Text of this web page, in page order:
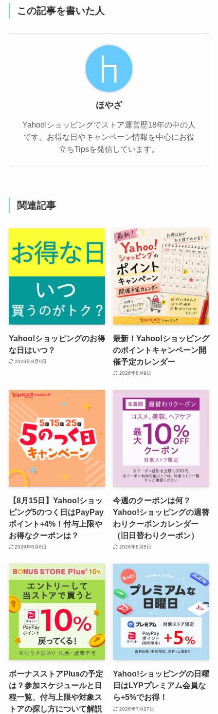
この記事を書いた人
ほやざ
Yahoo!ショッピングでストア運営歴18年の中の人
です。お得な日やキャンペーン情報を中心にお役
立ちTipsを発信しています。
関連記事
Yahoo!ショッピングのお得
な日はいつ？
2026年8月9日
最新！Yahoo!ショッピング
のポイントキャンペーン開
催予定カレンダー
2026年8月9日
【8月15日】Yahoo!ショッ
ピング5のつく日はPayPay
ポイント+4%！付与上限や
お得なクーポンは？
2026年8月6日
今週のクーポンは何？
Yahoo!ショッピングの週替
わりクーポンカレンダー
（旧日替わりクーポン）
2026年8月5日
ボーナスストアPlusの予定
は？参加スケジュールと日
程一覧、付与上限や対象ス
トアの探し方について解説
Yahoo!ショッピングの日曜
日はLYPプレミアム会員な
ら+5%でお得！
2026年7月27日